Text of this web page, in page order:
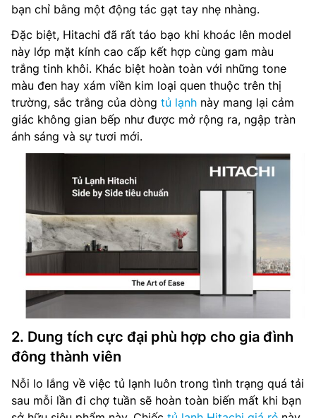
bạn chỉ bằng một động tác gạt tay nhẹ nhàng.
Đặc biệt, Hitachi đã rất táo bạo khi khoác lên model
này lớp mặt kính cao cấp kết hợp cùng gam màu
trắng tinh khôi. Khác biệt hoàn toàn với những tone
màu đen hay xám viền kim loại quen thuộc trên thị
trường, sắc trắng của dòng tủ lạnh này mang lại cảm
giác không gian bếp như được mở rộng ra, ngập tràn
ánh sáng và sự tươi mới.
2. Dung tích cực đại phù hợp cho gia đình
đông thành viên
Nỗi lo lắng về việc tủ lạnh luôn trong tình trạng quá tải
sau mỗi lần đi chợ tuần sẽ hoàn toàn biến mất khi bạn